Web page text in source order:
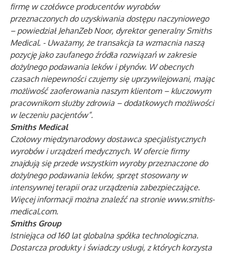
firmę w czołówce producentów wyrobów
przeznaczonych do uzyskiwania dostępu naczyniowego
– powiedział JehanZeb Noor, dyrektor generalny Smiths
Medical. - Uważamy, że transakcja ta wzmacnia naszą
pozycję jako zaufanego źródła rozwiązań w zakresie
dożylnego podawania leków i płynów. W obecnych
czasach niepewności czujemy się uprzywilejowani, mając
możliwość zaoferowania naszym klientom – kluczowym
pracownikom służby zdrowia – dodatkowych możliwości
w leczeniu pacjentów”.
Smiths Medical
Czołowy międzynarodowy dostawca specjalistycznych
wyrobów i urządzeń medycznych. W ofercie firmy
znajdują się przede wszystkim wyroby przeznaczone do
dożylnego podawania leków, sprzęt stosowany w
intensywnej terapii oraz urządzenia zabezpieczające.
Więcej informacji można znaleźć na stronie www.smiths-
medical.com.
Smiths Group
Istniejąca od 160 lat globalna spółka technologiczna.
Dostarcza produkty i świadczy usługi, z których korzysta